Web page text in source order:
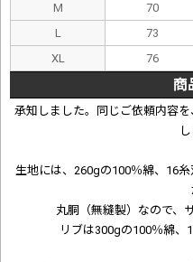
M
70
L
73
XL
76
商
承知しました。同じご依頼内容
生地には、260gの100％綿、16
丸胴（無縫製）なので、
リブは300gの100％綿、